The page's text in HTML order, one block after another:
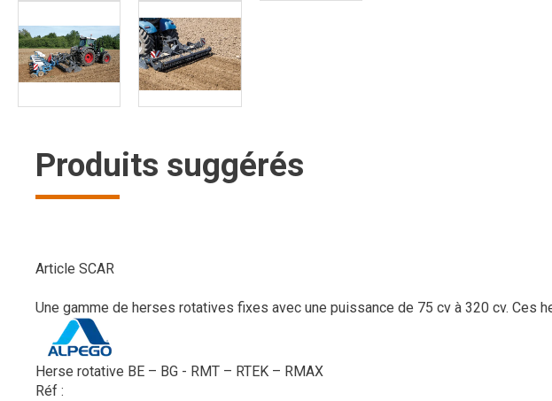
Produits suggérés
Article SCAR
Une gamme de herses rotatives fixes avec une puissance de 75 cv à 320 cv. Ces
Herse rotative BE – BG - RMT – RTEK – RMAX
Réf :